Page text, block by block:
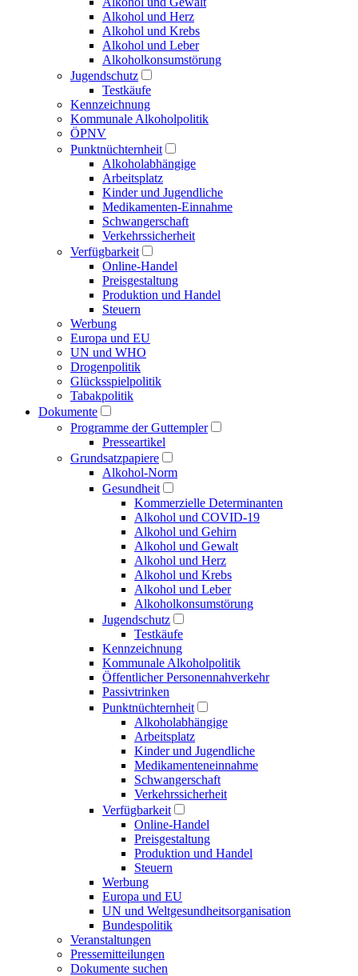
Alkohol und Herz
Alkohol und Krebs
Alkohol und Leber
Alkoholkonsumstörung
Jugendschutz
Testkäufe
Kennzeichnung
Kommunale Alkoholpolitik
ÖPNV
Punktnüchternheit
Alkoholabhängige
Arbeitsplatz
Kinder und Jugendliche
Medikamenten-Einnahme
Schwangerschaft
Verkehrssicherheit
Verfügbarkeit
Online-Handel
Preisgestaltung
Produktion und Handel
Steuern
Werbung
Europa und EU
UN und WHO
Drogenpolitik
Glücksspielpolitik
Tabakpolitik
Dokumente
Programme der Guttempler
Presse­artikel
Grundsatzpapiere
Alkohol-Norm
Gesundheit
Kommerzielle Determinanten
Alkohol und COVID-19
Alkohol und Gehirn
Alkohol und Gewalt
Alkohol und Herz
Alkohol und Krebs
Alkohol und Leber
Alkoholkonsumstörung
Jugendschutz
Testkäufe
Kennzeichnung
Kommunale Alkoholpolitik
Öffentlicher Personen­nahverkehr
Passivtrinken
Punkt­nüchternheit
Alkohol­abhängige
Arbeitsplatz
Kinder und Jugendliche
Medikamenten­einnahme
Schwangerschaft
Verkehrs­sicherheit
Verfügbarkeit
Online-Handel
Preisgestaltung
Produktion und Handel
Steuern
Werbung
Europa und EU
UN und Welt­gesundheits­organisation
Bundespolitik
Veranstaltungen
Presse­mitteilungen
Dokumente suchen